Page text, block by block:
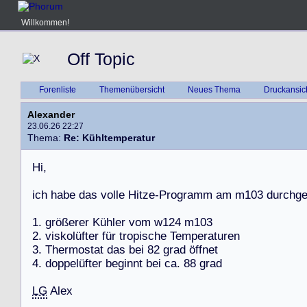
Willkommen!
Off Topic
Forenliste Themenübersicht Neues Thema
Alexander
23.06.26 22:27
Thema: Re: Kühltemperatur
Hi,
ich habe das volle Hitze-Programm am m103 durchge
1. größerer Kühler vom w124 m103
2. viskolüfter für tropische Temperaturen
3. Thermostat das bei 82 grad öffnet
4. doppelüfter beginnt bei ca. 88 grad
LG Alex